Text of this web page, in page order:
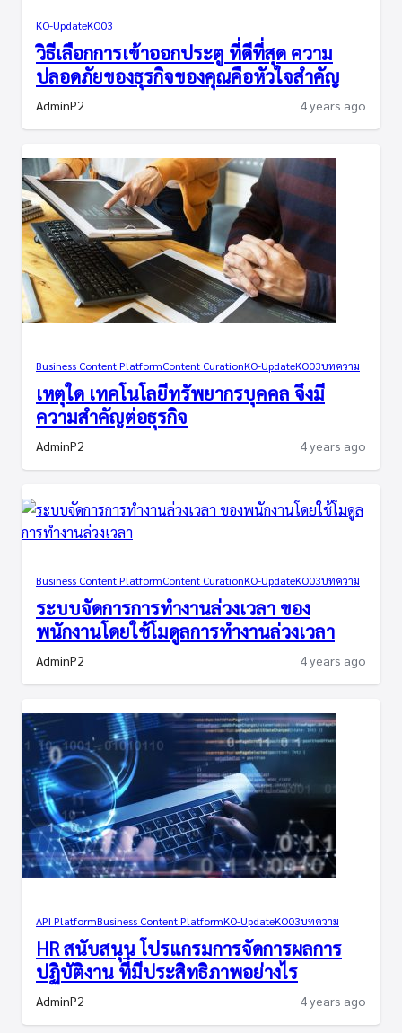
KO-UpdateKO03
วิธีเลือกการเข้าออกประตู ที่ดีที่สุด ความ
ปลอดภัยของธุรกิจของคุณคือหัวใจสำคัญ
AdminP2 4 years ago
Business Content PlatformContent CurationKO-UpdateKO03บทความ
เหตุใด เทคโนโลยีทรัพยากรบุคคล จึงมี
ความสำคัญต่อธุรกิจ
AdminP2 4 years ago
Business Content PlatformContent CurationKO-UpdateKO03บทความ
ระบบจัดการการทำงานล่วงเวลา ของ
พนักงานโดยใช้โมดูลการทำงานล่วงเวลา
AdminP2 4 years ago
API PlatformBusiness Content PlatformKO-UpdateKO03บทความ
HR สนับสนุน โปรแกรมการจัดการผลการ
ปฏิบัติงาน ที่มีประสิทธิภาพอย่างไร
AdminP2 4 years ago